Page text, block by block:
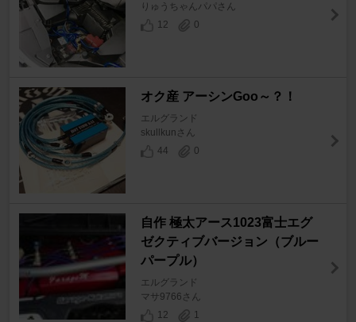
りゅうちゃんパパさん
12
0
オク産 アーシンGoo～？！
エルグランド
skullkunさん
44
0
自作 極太アース1023富士エグ
ゼクティブバージョン（ブルー
パープル）
エルグランド
マサ9766さん
12
1